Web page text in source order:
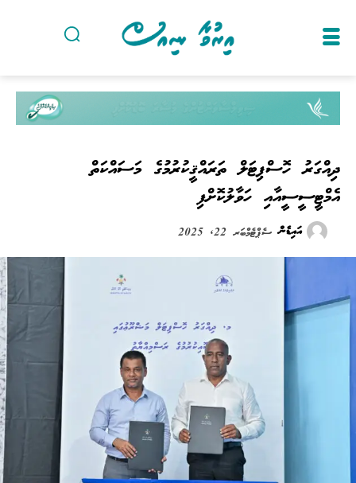
ދިއްގަރު ހޮސްޕިޓަލް ތަރައްޤީކުރުމުގެ މަސައްކަތް
އެމްޓީސީސީއާއި ހަވާލުކޮށްފި
އައިޑެން ސެޕްޓެމްބަރ 22, 2025